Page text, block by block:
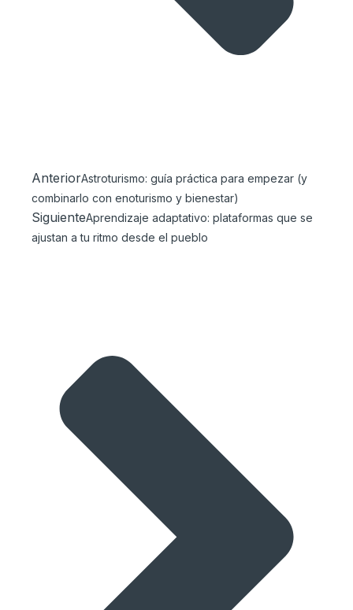
AnteriorAstroturismo: guía práctica para empezar (y
combinarlo con enoturismo y bienestar)
SiguienteAprendizaje adaptativo: plataformas que se
ajustan a tu ritmo desde el pueblo